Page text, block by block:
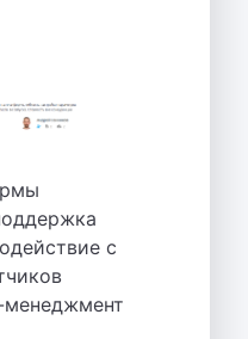
с
менеджмент